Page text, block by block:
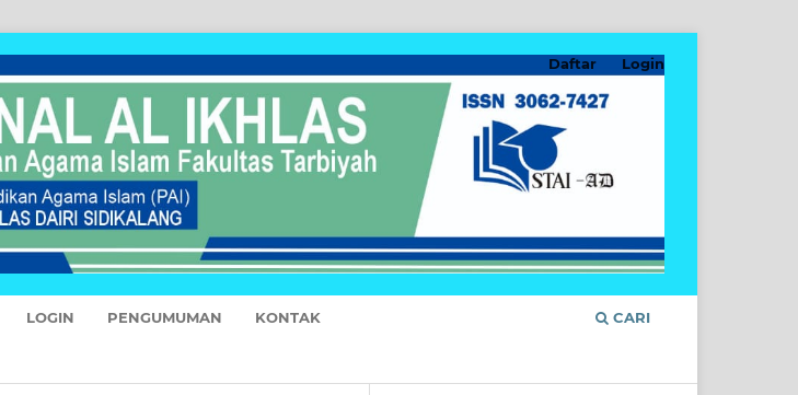
LOGIN PENGUMUMAN KONTAK CARI
Daftar Login